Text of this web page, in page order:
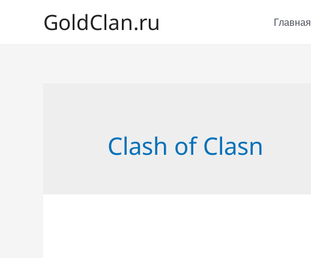
GoldClan.ru Главная
Clash of Clasn